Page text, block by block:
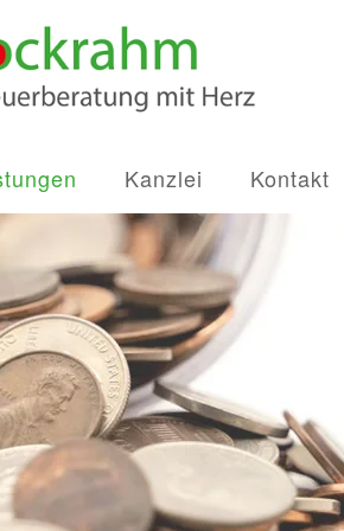
Kanzlei Kontakt